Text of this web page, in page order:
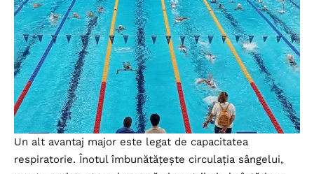
Un alt avantaj major este legat de capacitatea
respiratorie. Înotul îmbunătățește circulația sângelui,